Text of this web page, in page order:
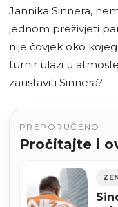
Jannika Sinnera,
jednom preživjeti
nije čovjek oko
turnir ulazi u
zaustaviti Sinnera?
PREPORUČENO
Pročitajte i